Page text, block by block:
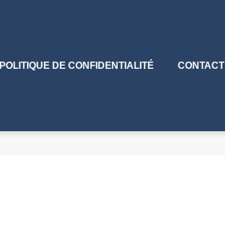
POLITIQUE DE CONFIDENTIALITÉ CONTACT